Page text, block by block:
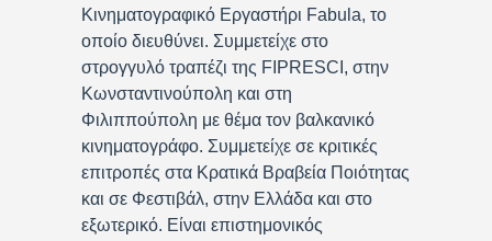
Κινηματογραφικό Εργαστήρι Fabula, το
οποίο διευθύνει. Συμμετείχε στο
στρογγυλό τραπέζι της FIPRESCI, στην
Κωνσταντινούπολη και στη
Φιλιππούπολη με θέμα τον βαλκανικό
κινηματογράφο. Συμμετείχε σε κριτικές
επιτροπές στα Κρατικά Βραβεία Ποιότητας
και σε Φεστιβάλ, στην Ελλάδα και στο
εξωτερικό. Είναι επιστημονικός